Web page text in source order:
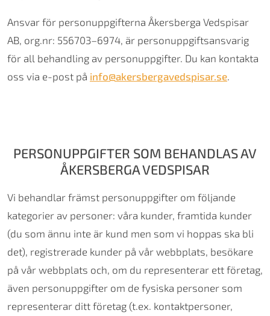
Ansvar för personuppgifterna Åkersberga Vedspisar
AB, org.nr: 556703–6974, är personuppgiftsansvarig
för all behandling av personuppgifter. Du kan kontakta
oss via e-post på info@akersbergavedspisar.se.
PERSONUPPGIFTER SOM BEHANDLAS AV
ÅKERSBERGA VEDSPISAR
Vi behandlar främst personuppgifter om följande
kategorier av personer: våra kunder, framtida kunder
(du som ännu inte är kund men som vi hoppas ska bli
det), registrerade kunder på vår webbplats, besökare
på vår webbplats och, om du representerar ett företag,
även personuppgifter om de fysiska personer som
representerar ditt företag (t.ex. kontaktpersoner,